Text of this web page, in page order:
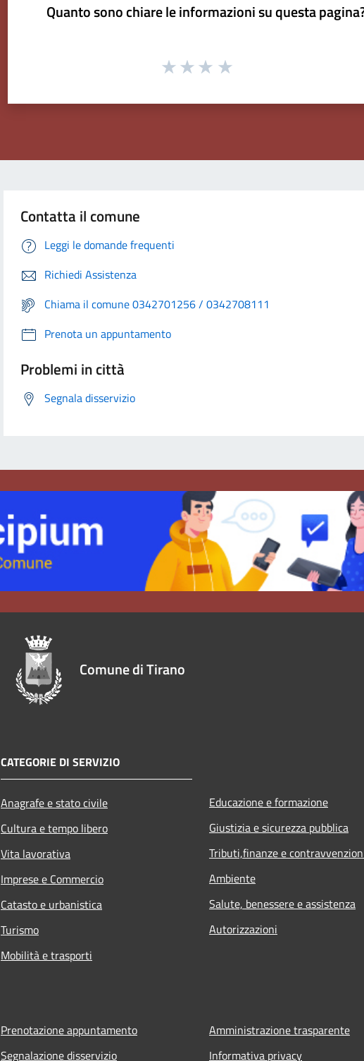
Quanto sono chiare le informazioni su questa
Contatta il comune
Leggi le domande frequenti
Richiedi Assistenza
Chiama il comune 0342701256 / 0342708111
Prenota un appuntamento
Problemi in città
Segnala disservizio
Comune di Tirano
CATEGORIE DI SERVIZIO
Anagrafe e stato civile
Cultura e tempo libero
Vita lavorativa
Imprese e Commercio
Catasto e urbanistica
Turismo
Mobilità e trasporti
Educazione e formazione
Giustizia e sicurezza pubblica
Tributi,finanze e
Ambiente
Salute, benessere e assistenza
Autorizzazioni
Prenotazione appuntamento
Segnalazione disservizio
Amministrazione trasparente
Informativa privacy